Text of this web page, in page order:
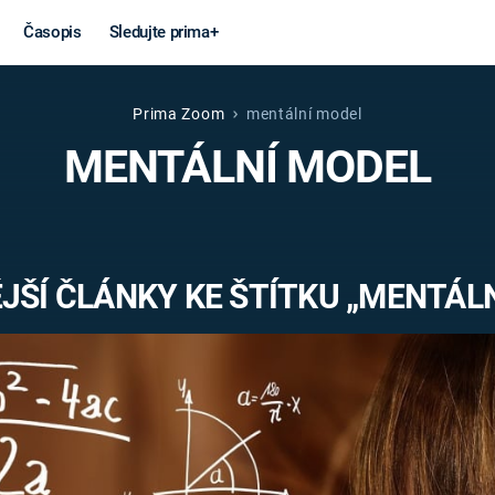
Časopis Sledujte prima+
Věda a
technika
MARS
Války
VÁLEČNÉ
Záhady a
Prima Zoom mentální model
MENTÁLNÍ MODEL
ČLÁNKY KE ŠTÍTKU